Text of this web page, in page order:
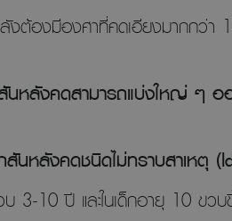
งต้องมีองศาที่คดเอียงมากกว่า
นหลังคดสามารถแบ่งใหญ่ ๆ
สันหลังคดชนิดไม่ทราบสาเหตุ
3-10 ปี และในเด็กอายุ 10 ขวบ